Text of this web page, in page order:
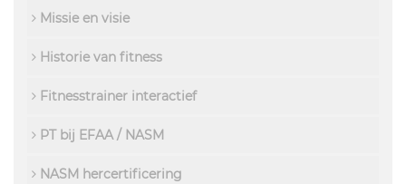
Missie en visie
Historie van fitness
Fitnesstrainer interactief
PT bij EFAA / NASM
NASM hercertificering